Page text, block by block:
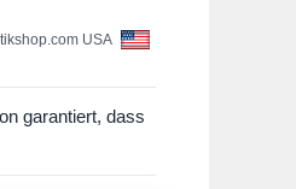
USA
garantiert, dass